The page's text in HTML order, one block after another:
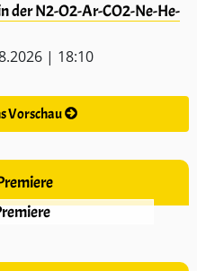
der N2-O2-Ar-CO2-Ne-He-
| 18:10
Vorschau